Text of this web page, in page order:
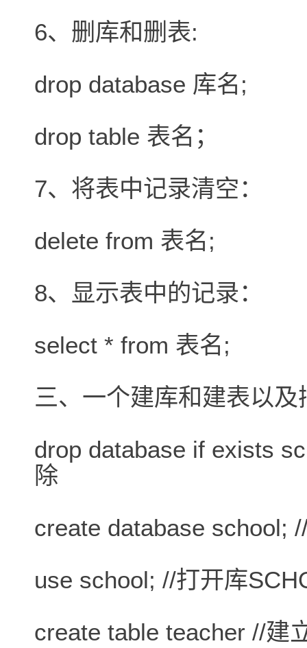
6、删库和删表:
drop database 库名;
drop table 表名；
7、将表中记录清空：
delete from 表名;
8、显示表中的记录：
select * from 表名;
三、一个建库和建表以
drop database if exists
除
create database school;
use school; //打开库
create table teacher //建